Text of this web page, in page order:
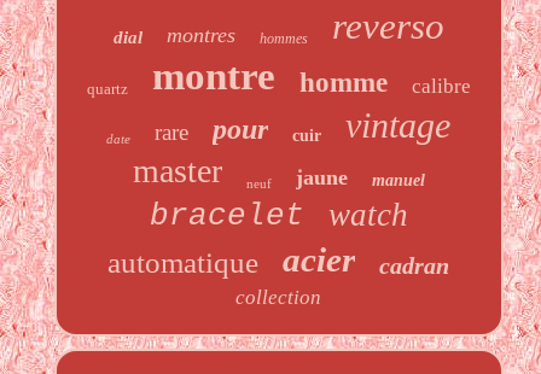
dial montres hommes reverso
quartz montre homme calibre
date rare pour cuir vintage
master neuf jaune manuel
bracelet watch
automatique acier cadran
collection